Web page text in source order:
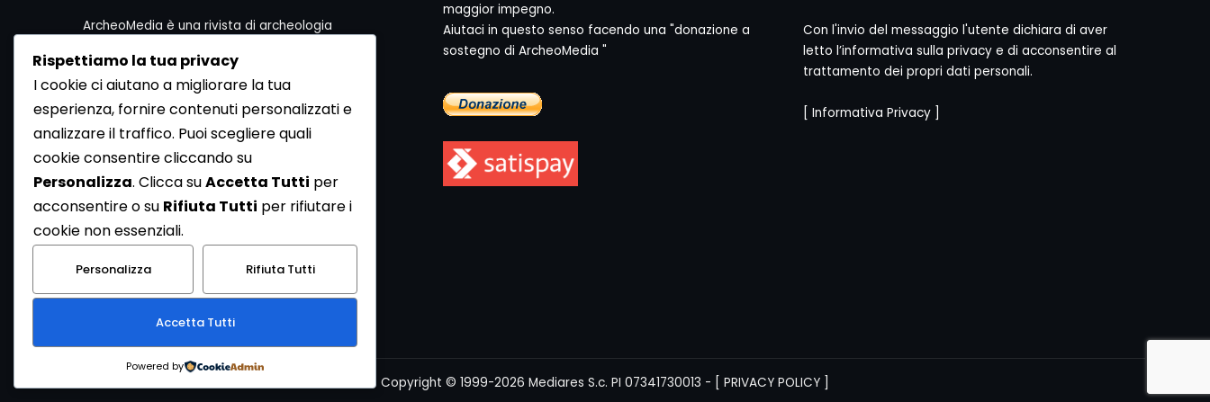
ArcheoMedia è una rivista di archeologia
Per contattare la Redazione potete utilizzare i
seguenti recapiti:
Redazione ArcheoMedia c/o Mediares S.c.
Via Gioberti 80/D - 10128 Torino
Tel 011.5806363 - Fax 011.5808561
http://www.mediares.to.it
http://www.didatticatorino.it
maggior impegno.
Aiutaci in questo senso facendo una "donazione a
sostegno di ArcheoMedia "
Con l'invio del messaggio l'utente dichiara di aver
letto l’informativa sulla privacy e di acconsentire al
trattamento dei propri dati personali.
[ Informativa Privacy]
Copyright © 1999-2026 Mediares S.c. PI 07341730013 - [ PRIVACY POLICY ]
Rispettiamo la tua privacy
I cookie ci aiutano a migliorare la tua
esperienza, fornire contenuti personalizzati e
analizzare il traffico. Puoi scegliere quali
cookie consentire cliccando su
Personalizza. Clicca suAccetta Tutti per
acconsentire o su Rifiuta Tutti per rifiutare i
cookie non essenziali.
Personalizza Rifiuta Tutti
Accetta Tutti
Powered by